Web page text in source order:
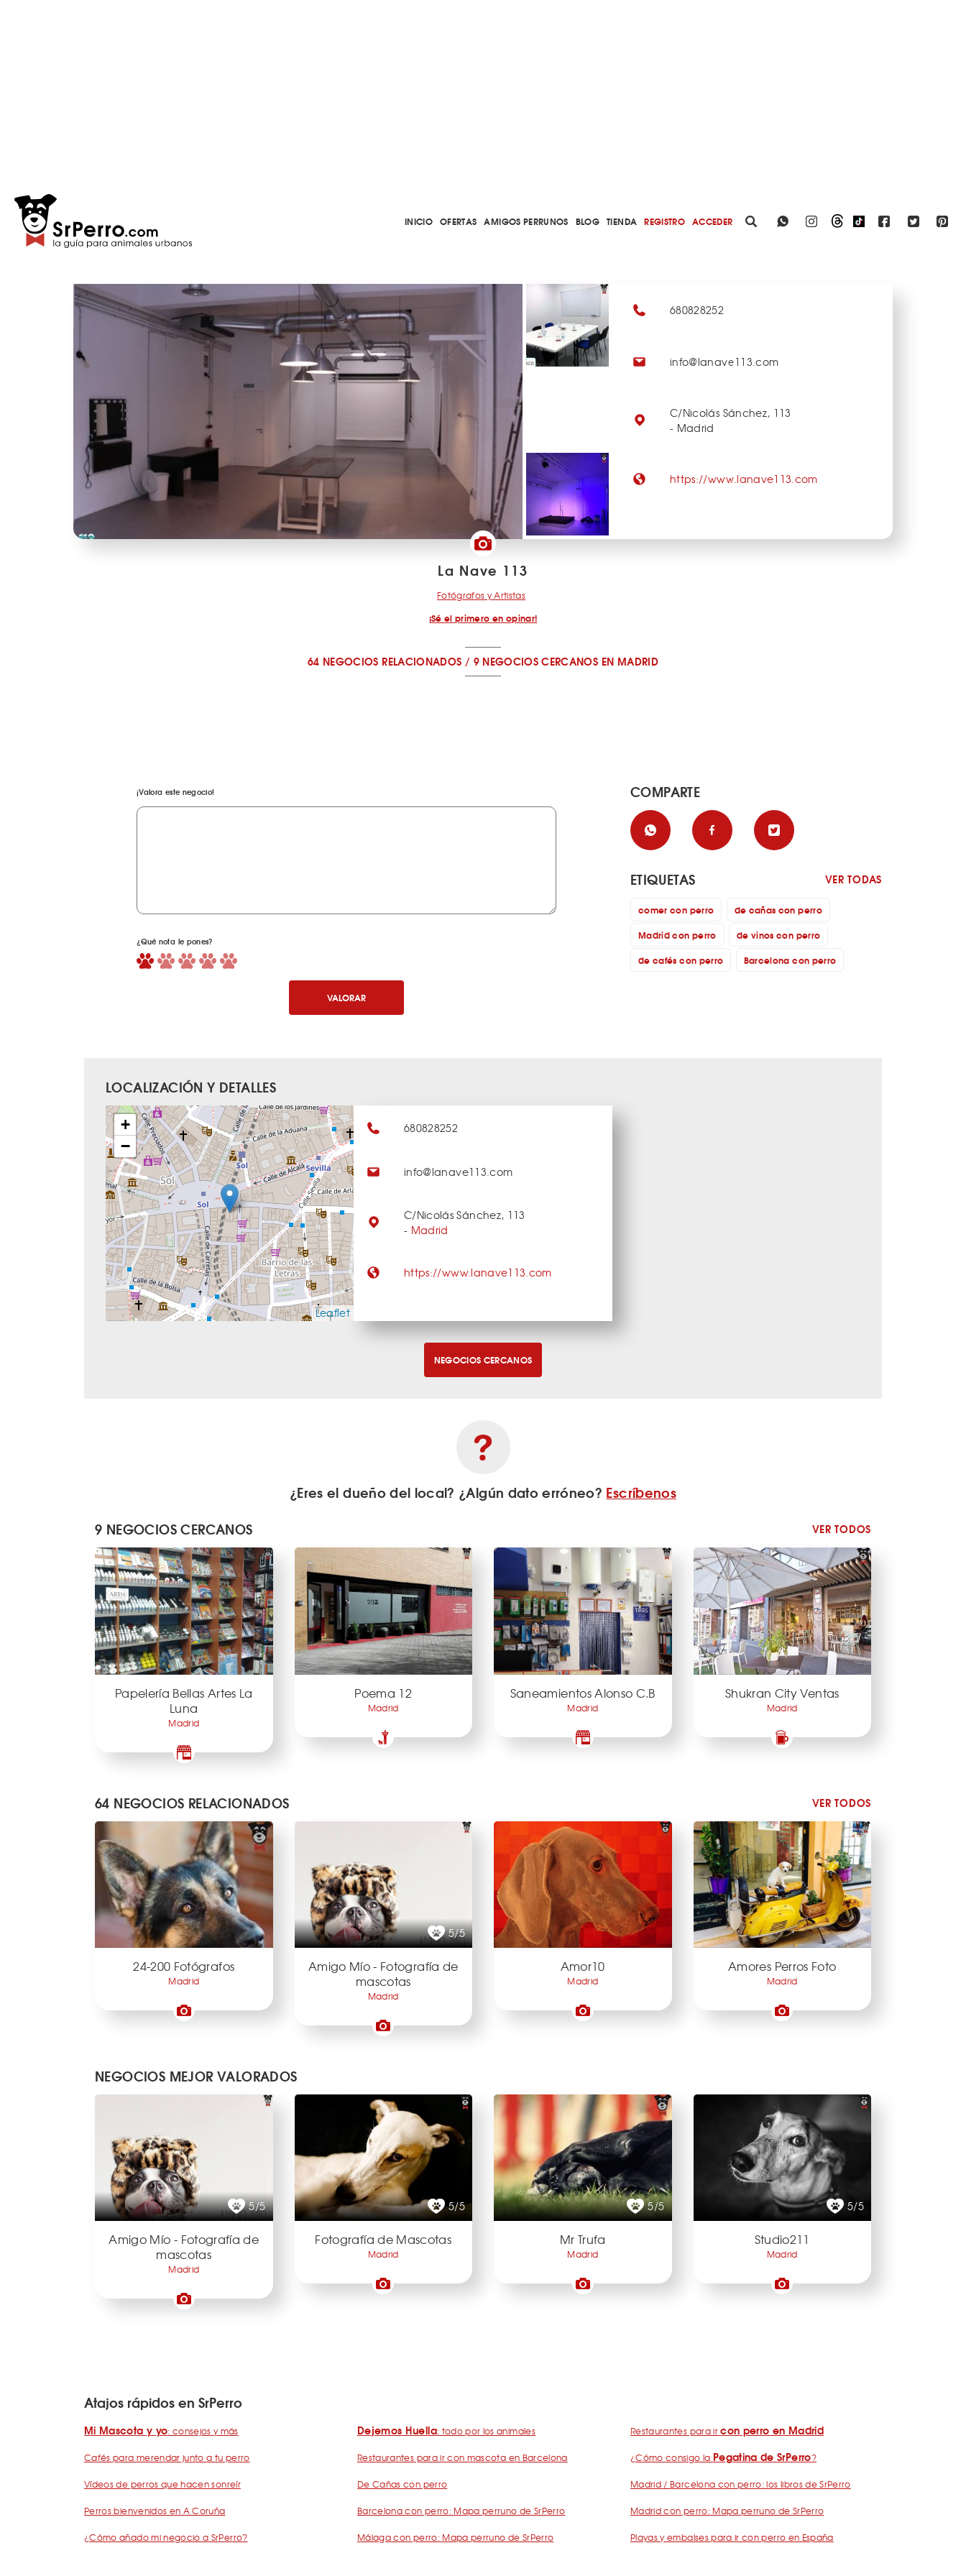
INICIO OFERTAS AMIGOS PERRUNOS BLOG TIENDA REGISTRO ACCEDER
680828252
info@lanave113.com
C/Nicolás Sánchez, 113
- Madrid
https://www.lanave113.com
La Nave 113
Fotógrafos y Artistas
¡Sé el primero en opinar!
64 NEGOCIOS RELACIONADOS / 9 NEGOCIOS CERCANOS EN MADRID
¡Valora este negocio!
¿Qué nota le pones?
VALORAR
COMPARTE
ETIQUETAS VER TODAS
comer con perro
de cañas con perro
Madrid con perro
de vinos con perro
de cafés con perro
Barcelona con perro
LOCALIZACIÓN Y DETALLES
+
−
Leaflet
680828252
info@lanave113.com
C/Nicolás Sánchez, 113
- Madrid
https://www.lanave113.com
NEGOCIOS CERCANOS
¿Eres el dueño del local? ¿Algún dato erróneo? Escríbenos
9 NEGOCIOS CERCANOS
VER TODOS
Papelería Bellas Artes La
Luna
Madrid
Poema 12
Madrid
Saneamientos Alonso C.B
Madrid
Shukran City Ventas
Madrid
64 NEGOCIOS RELACIONADOS VER TODOS
24-200 Fotógrafos
Madrid
5/5
Amigo Mío - Fotografía de
mascotas
Madrid
Amor10
Madrid
Amores Perros Foto
Madrid
NEGOCIOS MEJOR VALORADOS
5/5
Amigo Mío - Fotografía de
mascotas
Madrid
5/5
Fotografía de Mascotas
Madrid
5/5
Mr Trufa
Madrid
5/5
Studio211
Madrid
Atajos rápidos en SrPerro
Mi Mascota y yo: consejos y más
Cafés para merendar junto a tu perro
Vídeos de perros que hacen sonreír
Perros bienvenidos en A Coruña
¿Cómo añado mi negocio a SrPerro?
Dejemos Huella: todo por los animales
Restaurantes para ir con mascota en Barcelona
De Cañas con perro
Barcelona con perro: Mapa perruno de SrPerro
Málaga con perro: Mapa perruno de SrPerro
Restaurantes para ircon perro en Madrid
¿Cómo consigo la Pegatina de SrPerro?
Madrid / Barcelona con perro: los libros de SrPerro
Madrid con perro: Mapa perruno de SrPerro
Playas y embalses para ir con perro en España